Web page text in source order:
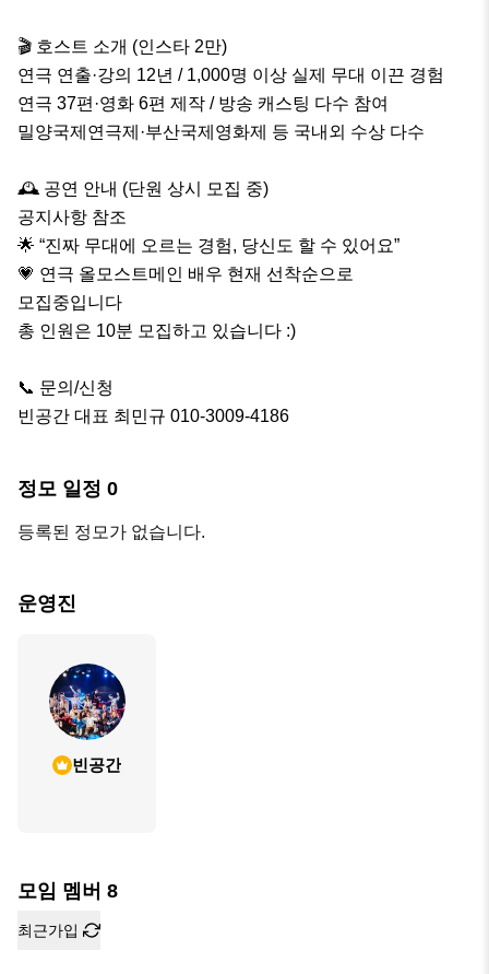
🎬 호스트 소개 (인스타 2만)
연극 연출·강의 12년 / 1,000명 이상 실제 무대 이끈 경험
연극 37편·영화 6편 제작 / 방송 캐스팅 다수 참여
밀양국제연극제·부산국제영화제 등 국내외 수상 다수
🕰 공연 안내 (단원 상시 모집 중)
공지사항 참조
🌟 “진짜 무대에 오르는 경험, 당신도 할 수 있어요”
💗 연극 올모스트메인 배우 현재 선착순으로
모집중입니다
총 인원은 10분 모집하고 있습니다 :)
📞 문의/신청
빈공간 대표 최민규 010-3009-4186
정모 일정 0
등록된 정모가 없습니다.
운영진
빈공간
모임 멤버 8
최근가입